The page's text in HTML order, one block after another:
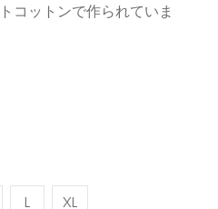
コットンで作られていま
L XL